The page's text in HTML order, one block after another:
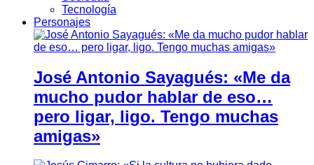
Tecnología
Personajes
José Antonio Sayagués: «Me da
mucho pudor hablar de eso…
pero ligar, ligo. Tengo muchas
amigas»